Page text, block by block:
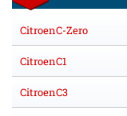
CitroenC-Zero
CitroenC1
CitroenC3